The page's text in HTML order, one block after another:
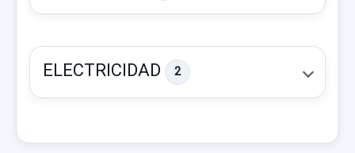
ELECTRICIDAD 2